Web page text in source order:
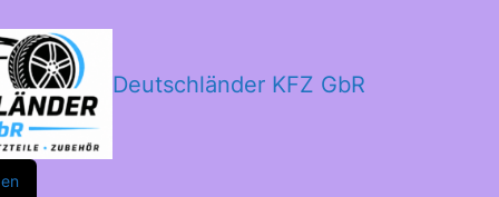
Deutschländer KFZ GbR